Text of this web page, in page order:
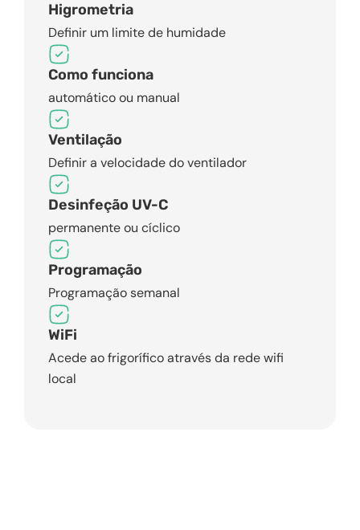
Higrometria
Definir um limite de humidade
Como funciona
automático ou manual
Ventilação
Definir a velocidade do ventilador
Desinfeção UV-C
permanente ou cíclico
Programação
Programação semanal
WiFi
Acede ao frigorífico através da rede wifi
local